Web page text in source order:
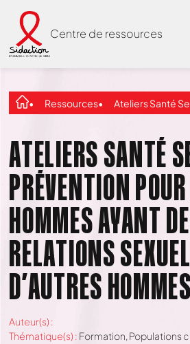
Centre de ressources
Ressources Ateliers Santé Sexuelle et Prévention pour les hommes
ATELIERS SANTÉ
PRÉVENTION
HOMMES AYANT
RELATIONS
D’AUTRES
Auteur(s) :
Thématique(s) : Formation, Populations